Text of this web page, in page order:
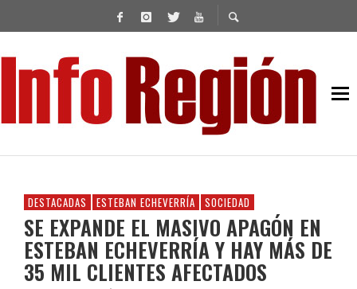
DESTACADAS ESTEBAN ECHEVERRÍA SOCIEDAD
SE EXPANDE EL MASIVO APAGÓN EN
ESTEBAN ECHEVERRÍA Y HAY MÁS DE
35 MIL CLIENTES AFECTADOS